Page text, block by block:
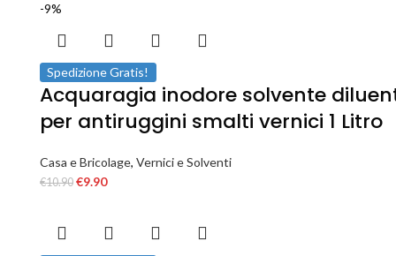
-9%
Spedizione Gratis!
Acquaragia inodore solvente
per antiruggini smalti vernici 1 Litro
Casa e Bricolage, Vernici e Solventi
€10.90 €9.90